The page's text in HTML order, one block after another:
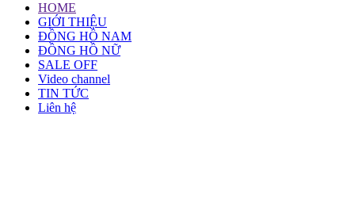
HOME
GIỚI THIỆU
ĐỒNG HỒ NAM
ĐỒNG HỒ NỮ
SALE OFF
Video channel
TIN TỨC
Liên hệ